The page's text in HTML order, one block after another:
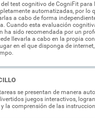
del test cognitivo de CogniFit para
automatizadas, por lo
a cabo de forma
Cuando esta evaluación
ha sido recomendada por un
llevarla a cabo en la propia
en el que disponga de
se presentan de manera
juegos interactivos,
la comprensión de las